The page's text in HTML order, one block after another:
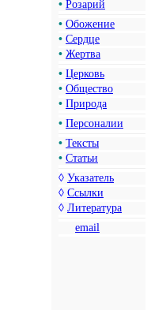
• Розарий
• Обожение
• Сердце
• Жертва
• Церковь
• Общество
• Природа
• Персоналии
• Тексты
• Статьи
◊ Указатель
◊ Ссылки
◊ Литература
email